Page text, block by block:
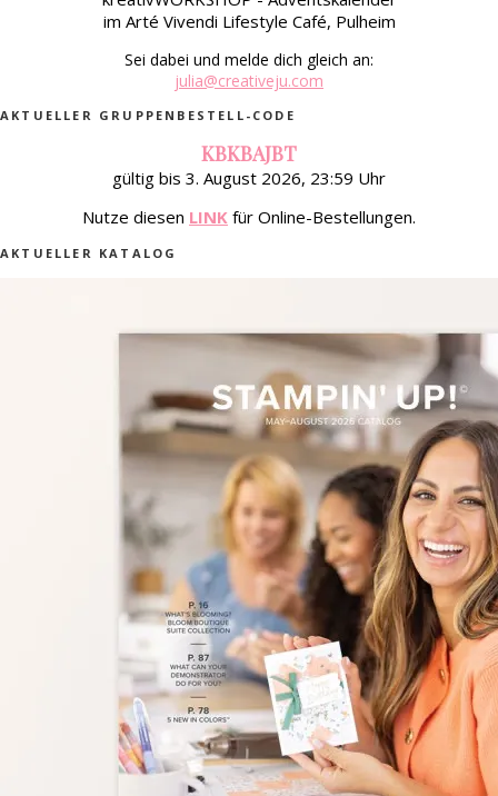
im Arté Vivendi Lifestyle Café, Pulheim
Sei dabei und melde dich gleich an:
julia@creativeju.com
AKTUELLER GRUPPENBESTELL-CODE
KBKBAJBT
gültig bis 3. August 2026, 23:59 Uhr
Nutze diesen LINK für Online-Bestellungen.
AKTUELLER KATALOG